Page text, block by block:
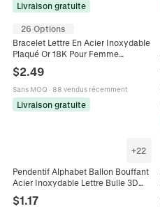
Livraison gratuite
26 Options
Bracelet Lettre En Acier Inoxydable
Plaqué Or 18K Pour Femme
Pendentif Rectangle Nacre Blanche
Chaîne Bolo Réglable
$2.49
Sans MOQ · 88 vendus récemment
Livraison gratuite
+22
Pendentif Alphabet Ballon Bouffant
Acier Inoxydable Lettre Bulle 3D
Accessoire Bijoux Métalliques Pour
Collier Bracelet
$1.17